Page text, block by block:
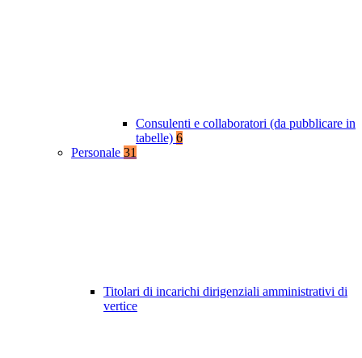
Consulenti e collaboratori (da pubblicare in
tabelle) 6
Personale 31
Titolari di incarichi dirigenziali amministrativi di
vertice